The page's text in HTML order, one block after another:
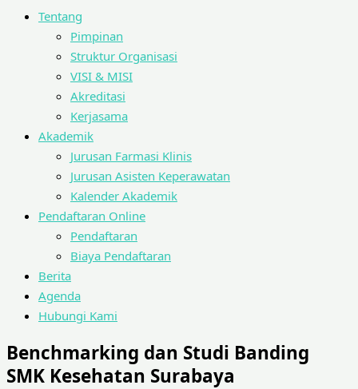
Tentang
Pimpinan
Struktur Organisasi
VISI & MISI
Akreditasi
Kerjasama
Akademik
Jurusan Farmasi Klinis
Jurusan Asisten Keperawatan
Kalender Akademik
Pendaftaran Online
Pendaftaran
Biaya Pendaftaran
Berita
Agenda
Hubungi Kami
Benchmarking dan Studi Banding
SMK Kesehatan Surabaya